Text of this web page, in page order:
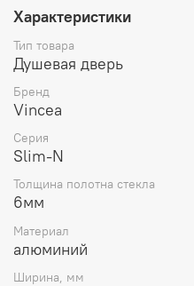
Характеристики
Тип товара
Душевая дверь
Бренд
Vincea
Серия
Slim-N
Толщина полотна стекла
6мм
Материал
алюминий
Ширина, мм